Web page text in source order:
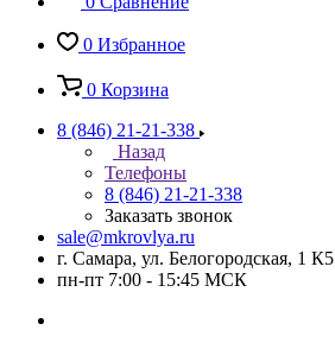
0 Избранное
0 Корзина
8 (846) 21-21-338
Назад
Телефоны
8 (846) 21-21-338
Заказать звонок
sale@mkrovlya.ru
г. Самара, ул. Белогородская, 1 К5
пн-пт 7:00 - 15:45 МСК